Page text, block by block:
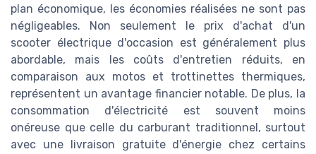
plan économique, les économies réalisées ne sont pas
négligeables. Non seulement le prix d'achat d'un
scooter électrique d'occasion est généralement plus
abordable, mais les coûts d'entretien réduits, en
comparaison aux motos et trottinettes thermiques,
représentent un avantage financier notable. De plus, la
consommation d'électricité est souvent moins
onéreuse que celle du carburant traditionnel, surtout
avec une livraison gratuite d'énergie chez certains